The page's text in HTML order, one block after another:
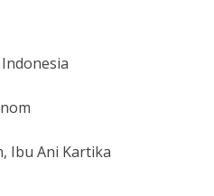
Ibu Ani Kartika